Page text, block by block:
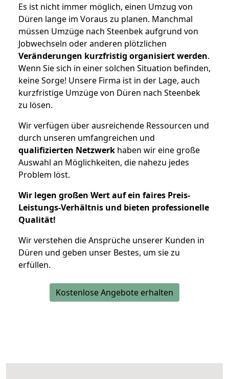
Es ist nicht immer möglich, einen Umzug von
Düren lange im Voraus zu planen. Manchmal
müssen Umzüge nach Steenbek aufgrund von
Jobwechseln oder anderen plötzlichen
Veränderungen kurzfristig organisiert werden.
Wenn Sie sich in einer solchen Situation befinden,
keine Sorge! Unsere Firma ist in der Lage, auch
kurzfristige Umzüge von Düren nach Steenbek
zu lösen.
Wir verfügen über ausreichende Ressourcen und
durch unseren umfangreichen und
qualifizierten Netzwerk haben wir eine große
Auswahl an Möglichkeiten, die nahezu jedes
Problem löst.
Wir legen großen Wert auf ein faires Preis-
Leistungs-Verhältnis und bieten professionelle
Qualität!
Wir verstehen die Ansprüche unserer Kunden in
Düren und geben unser Bestes, um sie zu
erfüllen.
Kostenlose Angebote erhalten